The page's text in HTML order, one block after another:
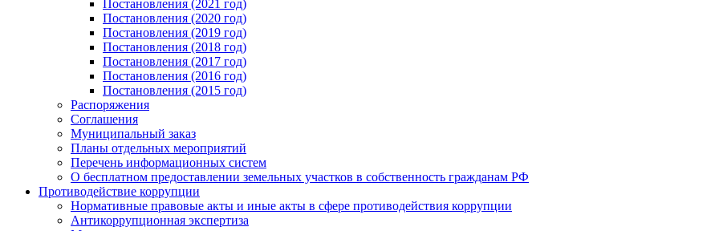
Постановления (2021 год)
Постановления (2020 год)
Постановления (2019 год)
Постановления (2018 год)
Постановления (2017 год)
Постановления (2016 год)
Постановления (2015 год)
Распоряжения
Соглашения
Муниципальный заказ
Планы отдельных мероприятий
Перечень информационных систем
О бесплатном предоставлении земельных участков в собственность гражданам РФ
Противодействие коррупции
Нормативные правовые акты и иные акты в сфере противодействия коррупции
Антикоррупционная экспертиза